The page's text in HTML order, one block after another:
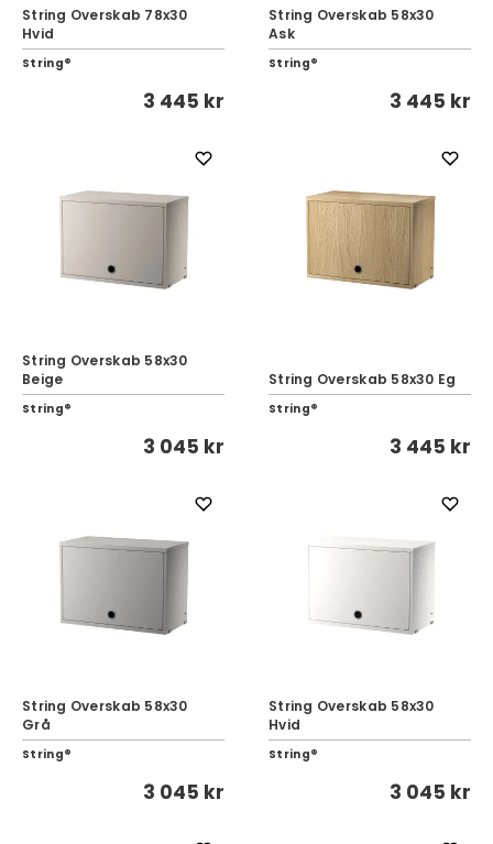
String Overskab 78x30
Hvid
String®
3 445 kr
String Overskab 58x30
Ask
String®
3 445 kr
String Overskab 58x30
Beige
String®
3 045 kr
String Overskab 58x30 Eg
String®
3 445 kr
String Overskab 58x30
Grå
String®
3 045 kr
String Overskab 58x30
Hvid
String®
3 045 kr